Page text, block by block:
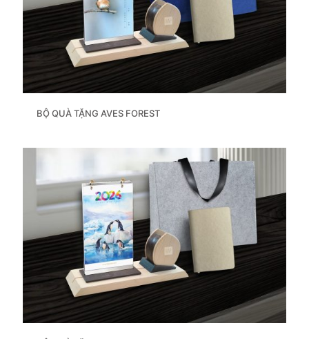
BỘ QUÀ TẶNG AVES FOREST